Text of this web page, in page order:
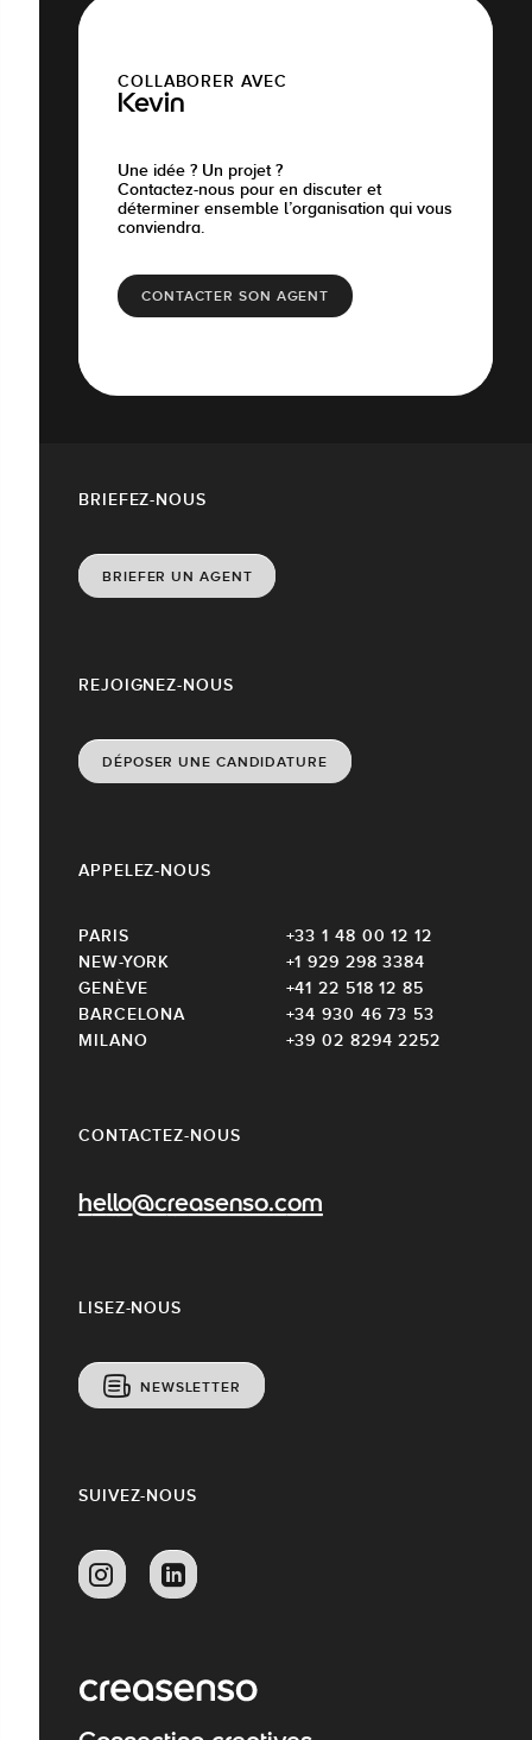
COLLABORER AVEC
Kevin
Une idée ? Un projet ?
Contactez-nous pour en discuter et
déterminer ensemble l’organisation qui vous
conviendra.
CONTACTER SON AGENT
CONTACTEZ-NOUS
hello@creasenso.com
REJOIGNEZ-NOUS
DÉPOSER UNE CANDIDATURE
LISEZ-NOUS
NEWSLETTER
APPELEZ-NOUS
PARIS
+33 1 48 00 12 12
NEW-YORK
+1 929 298 3384
GENÈVE
+41 22 518 12 85
BARCELONA
+34 930 46 73 53
MILANO
+39 02 8294 2252
BRIEFEZ-NOUS
BRIEFER UN AGENT
SUIVEZ-NOUS